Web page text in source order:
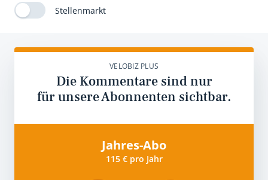
Stellenmarkt
VELOBIZ PLUS
Die Kommentare sind nur
für unsere Abonnenten sichtbar.
Jahres-Abo
115 € pro Jahr